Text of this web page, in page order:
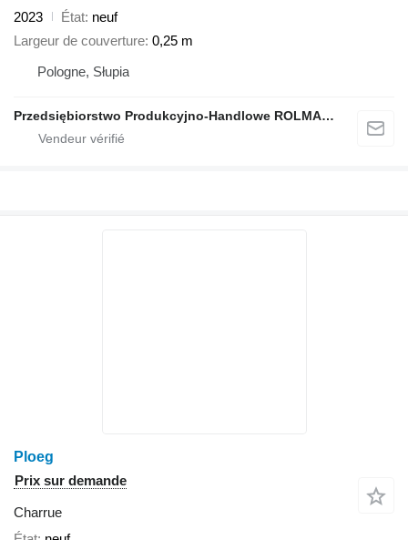
2023
État neuf
Largeur de couverture 0,25 m
Pologne, Słupia
Przedsiębiorstwo Produkcyjno-Handlowe ROLMAPOL Marcin Dziekan
Ploeg
Prix sur demande
Charrue